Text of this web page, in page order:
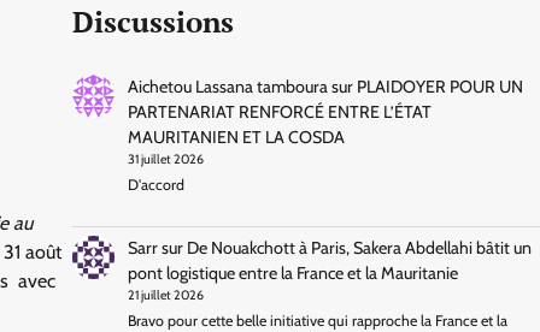
au
août
avec
Discussions
Aichetou Lassana tambourasur PLAIDOYER POUR UN
PARTENARIAT RENFORCÉ ENTRE L’ÉTAT
MAURITANIEN ET LA COSDA
31 juillet 2026
D'accord
Sarrsur De Nouakchott à Paris, Sakera Abdellahi bâtit un
pont logistique entre la France et la Mauritanie
21 juillet 2026
Bravo pour cette belle initiative qui rapproche la France et la